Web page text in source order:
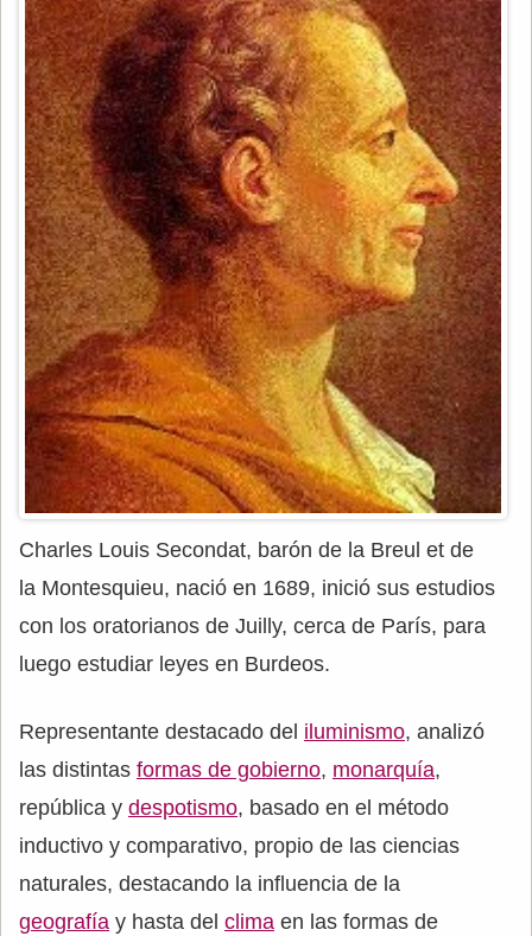
Charles Louis Secondat, barón de la Breul et de
la Montesquieu, nació en 1689, inició sus estudios
con los oratorianos de Juilly, cerca de París, para
luego estudiar leyes en Burdeos.
Representante destacado del iluminismo, analizó
las distintas formas de gobierno, monarquía,
república y despotismo, basado en el método
inductivo y comparativo, propio de las ciencias
naturales, destacando la influencia de la
geografía y hasta del clima en las formas de